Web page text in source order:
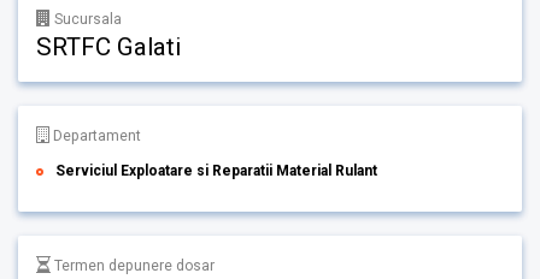
Sucursala
SRTFC Galati
Departament
Serviciul Exploatare si Reparatii Material Rulant
Termen depunere dosar